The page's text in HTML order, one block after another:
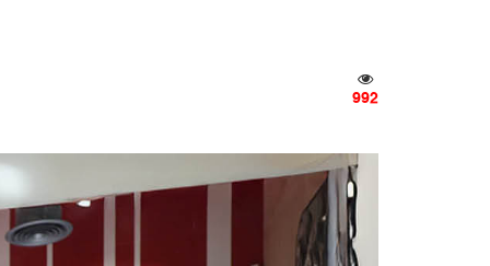
992